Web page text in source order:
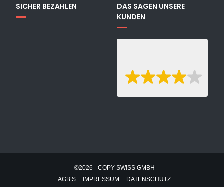
SICHER BEZAHLEN
DAS SAGEN UNSERE
KUNDEN
©2026 - COPY SWISS GMBH
AGB’S
IMPRESSUM DATENSCHUTZ